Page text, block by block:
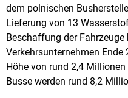
dem polnischen
Lieferung von 13
Beschaffung der
Verkehrsunternehmen
Höhe von rund 2,4
Busse werden rund 8,2